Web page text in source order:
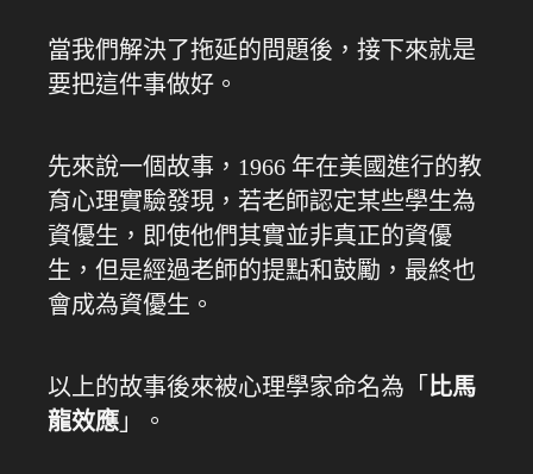
當我們解決了拖延的問題後，接下來就是
要把這件事做好。
先來說一個故事，1966 年在美國進行的教
育心理實驗發現，若老師認定某些學生為
資優生，即使他們其實並非真正的資優
生，但是經過老師的提點和鼓勵，最終也
會成為資優生。
以上的故事後來被心理學家命名為「 比馬
龍效應 」。